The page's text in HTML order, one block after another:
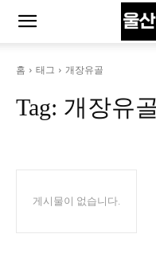
홈 태그 개장유골
Tag: 개장유
게시물이 없습니다.